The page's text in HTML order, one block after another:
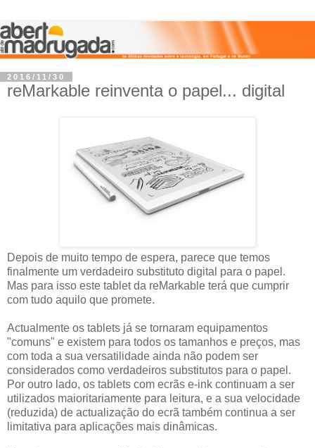
2016/11/30
reMarkable reinventa o papel... digital
Depois de muito tempo de espera, parece que temos
finalmente um verdadeiro substituto digital para o papel.
Mas para isso este tablet da reMarkable terá que cumprir
com tudo aquilo que promete.
Actualmente os tablets já se tornaram equipamentos
"comuns" e existem para todos os tamanhos e preços, mas
com toda a sua versatilidade ainda não podem ser
considerados como verdadeiros substitutos para o papel.
Por outro lado, os tablets com ecrãs e-ink continuam a ser
utilizados maioritariamente para leitura, e a sua velocidade
(reduzida) de actualização do ecrã também continua a ser
limitativa para aplicações mais dinâmicas.